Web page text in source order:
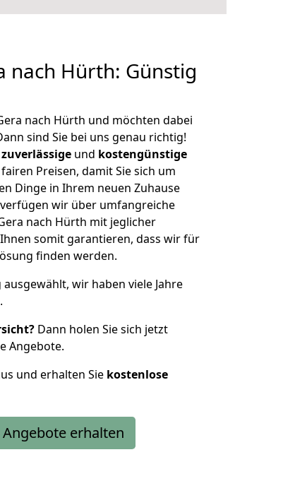
nach Hürth: Günstig
nach Hürth und möchten dabei
sind Sie bei uns genau richtig!
zuverlässige und kostengünstige
Preisen, damit Sie sich um
Dinge in Ihrem neuen Zuhause
wir über umfangreiche
nach Hürth mit jeglicher
somit garantieren, dass wir für
finden werden.
wir haben viele Jahre
Dann holen Sie sich jetzt
Angebote.
und erhalten Sie kostenlose
erhalten